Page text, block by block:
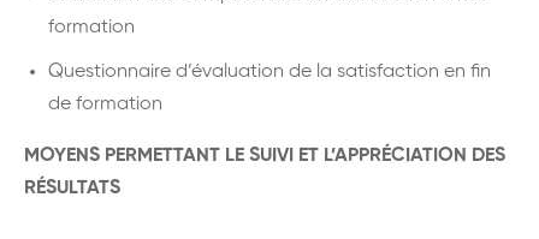
formation
Questionnaire d’évaluation de la satisfaction en fin
de formation
MOYENS PERMETTANT LE SUIVI ET L’APPRÉCIATION DES
RÉSULTATS